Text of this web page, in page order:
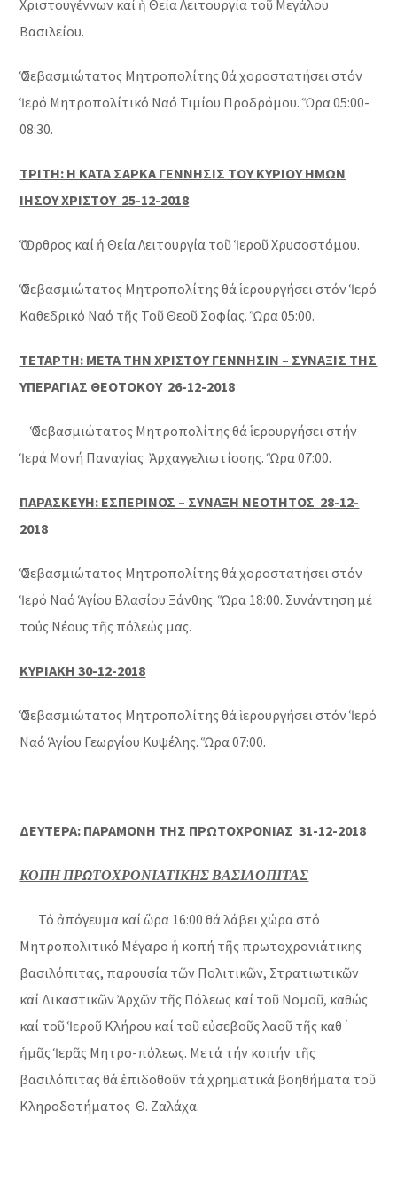
Χριστουγέννων καί ἡ Θεία Λειτουργία τοῦ Μεγάλου
Βασιλείου.
Ὁ Σεβασμιώτατος Μητροπολίτης θά χοροστατήσει στόν
Ἱερό Μητροπολίτικό Ναό Τιμίου Προδρόμου. Ὥρα 05:00-
08:30.
ΤΡΙΤΗ: Η ΚΑΤΑ ΣΑΡΚΑ ΓΕΝΝΗΣΙΣ ΤΟΥ ΚΥΡΙΟΥ ΗΜΩΝ
ΙΗΣΟΥ ΧΡΙΣΤΟΥ 25-12-2018
Ὁ Ὄρθρος καί ἡ Θεία Λειτουργία τοῦ Ἱεροῦ Χρυσοστόμου.
Ὁ Σεβασμιώτατος Μητροπολίτης θά ἱερουργήσει στόν Ἱερό
Καθεδρικό Ναό τῆς Τοῦ Θεοῦ Σοφίας. Ὥρα 05:00.
ΤΕΤΑΡΤΗ: ΜΕΤΑ ΤΗΝ ΧΡΙΣΤΟΥ ΓΕΝΝΗΣΙΝ – ΣΥΝΑΞΙΣ ΤΗΣ
ΥΠΕΡΑΓΙΑΣ ΘΕΟΤΟΚΟΥ 26-12-2018
Ὁ Σεβασμιώτατος Μητροπολίτης θά ἱερουργήσει στήν
Ἱερά Μονή Παναγίας Ἀρχαγγελιωτίσσης. Ὥρα 07:00.
ΠΑΡΑΣΚΕΥΗ: ΕΣΠΕΡΙΝΟΣ – ΣΥΝΑΞΗ ΝΕΟΤΗΤΟΣ 28-12-
2018
Ὁ Σεβασμιώτατος Μητροπολίτης θά χοροστατήσει στόν
Ἱερό Ναό Ἁγίου Βλασίου Ξάνθης. Ὥρα 18:00. Συνάντηση μέ
τούς Νέους τῆς πόλεώς μας.
ΚΥΡΙΑΚΗ 30-12-2018
Ὁ Σεβασμιώτατος Μητροπολίτης θά ἱερουργήσει στόν Ἱερό
Ναό Ἁγίου Γεωργίου Κυψέλης. Ὥρα 07:00.
ΔΕΥΤΕΡΑ: ΠΑΡΑΜΟΝΗ ΤΗΣ ΠΡΩΤΟΧΡΟΝΙΑΣ 31-12-2018
ΚΟΠΗ ΠΡΩΤΟΧΡΟΝΙΑΤΙΚΗΣ ΒΑΣΙΛΟΠΙΤΑΣ
Τό ἀπόγευμα καί ὥρα 16:00 θά λάβει χώρα στό
Μητροπολιτικό Μέγαρο ἡ κοπή τῆς πρωτοχρονιάτικης
βασιλόπιτας, παρουσία τῶν Πολιτικῶν, Στρατιωτικῶν
καί Δικαστικῶν Ἀρχῶν τῆς Πόλεως καί τοῦ Νομοῦ, καθώς
καί τοῦ Ἱεροῦ Κλήρου καί τοῦ εὐσεβοῦς λαοῦ τῆς καθ΄
ἡμᾶς Ἱερᾶς Μητρο-πόλεως. Μετά τήν κοπήν τῆς
βασιλόπιτας θά ἐπιδοθοῦν τά χρηματικά βοηθήματα τοῦ
Κληροδοτήματος Θ. Ζαλάχα.